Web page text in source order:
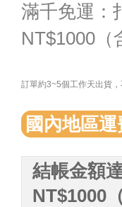
滿千免運：
NT$1000（
訂單約3~5個工作天出貨
國內地區運
結帳金額
NT$1000